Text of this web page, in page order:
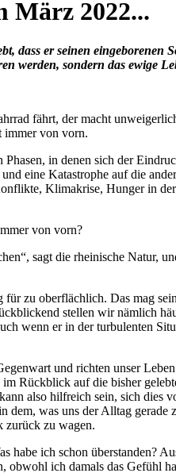
März 2022...
dass er seinen eingeborenen
werden, sondern das ewige
fährt, der macht
immer von vorn.
in denen sich der
eine Katastrophe auf die
Klimakrise, Hunger in
von vorn?
sagt die rheinische Natur,
für zu oberflächlich. Das mag
stellen wir nämlich
wenn er in der turbulenten
und richten unser
Rückblick auf die bisher
also hilfreich sein, sich dies
dem, was uns der Alltag gerade
zurück zu wagen.
habe ich schon überstanden?
obwohl ich damals das Gefühl